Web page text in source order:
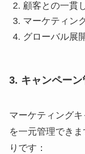
顧客との一貫
マーケティン
グローバル展
3. キャンペーン
マーケティング
を一元管理でき
りです：